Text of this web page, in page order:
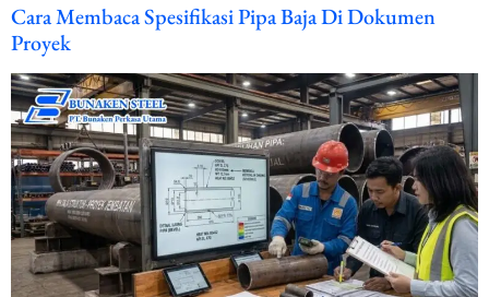
Cara Membaca Spesifikasi Pipa Baja Di Dokumen
Proyek